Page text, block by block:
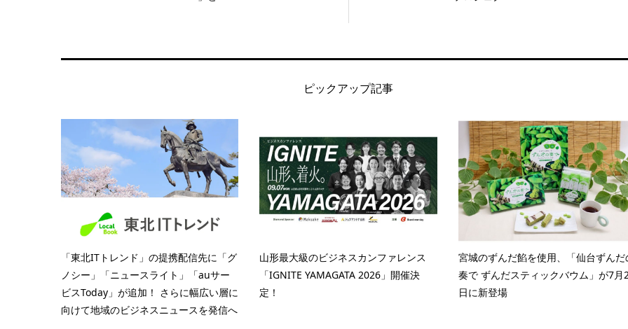
ピックアップ記事
「東北ITトレンド」の提携配信先に「グ
ノシー」「ニュースライト」「auサー
ビスToday」が追加！ さらに幅広い層に
向けて地域のビジネスニュースを発信へ
山形最大級のビジネスカンファレンス
「IGNITE YAMAGATA 2026」開催決
定！
宮城のずんだ餡を使用、「仙台ずんだ
奏で ずんだスティックバウム」が7月
日に新登場